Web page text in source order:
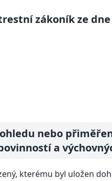
zákoník ze dne
nebo
a
kterému byl uložen